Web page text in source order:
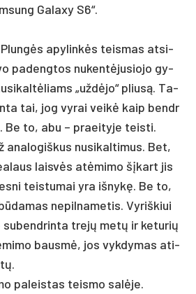
Ga­la­xy S6“.
apy­linkės teis­mas at­si­
pa­deng­tos nu­kentė­ju­sio­jo gy­
„uždė­jo“ pliusą. Ta­
tai, jog vy­rai veikė kaip bend­r
Be to, abu – praei­ty­je teis­ti.
ana­lo­giš­kus nu­si­kal­ti­mus. Bet,
laisvės at­ėmi­mo šįkart jis
teis­tu­mai yra iš­nykę. Be to,
ne­pil­na­me­tis. Vy­riš­kiui
trejų metų ir ke­tu­rių
bausmė, jos vyk­dy­mas ati­
pa­leis­tas teis­mo salė­je.